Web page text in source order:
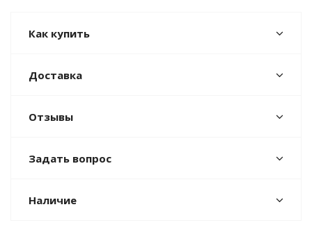
Как купить
Доставка
Отзывы
Задать вопрос
Наличие